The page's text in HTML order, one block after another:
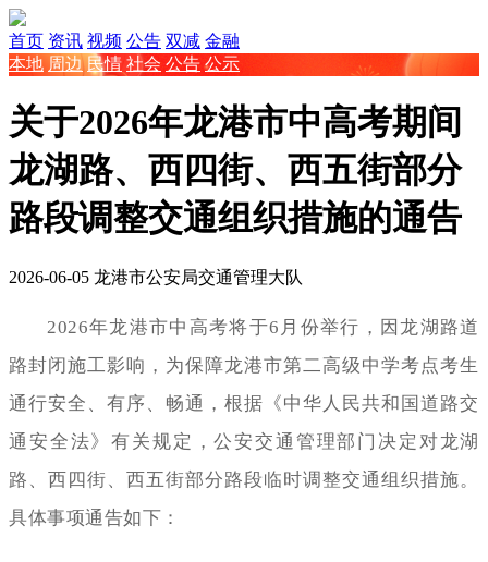
首页 资讯 视频 公告 双减 金融
本地 周边 民情 社会 公告 公示
关于2026年龙港市中高考期间
龙湖路、西四街、西五街部分
路段调整交通组织措施的通告
2026-06-05 龙港市公安局交通管理大队
2026年龙港市中高考将于6月份举行，因龙湖路道
路封闭施工影响，为保障龙港市第二高级中学考点考生
通行安全、有序、畅通，根据《中华人民共和国道路交
通安全法》有关规定，公安交通管理部门决定对龙湖
路、西四街、西五街部分路段临时调整交通组织措施。
具体事项通告如下：